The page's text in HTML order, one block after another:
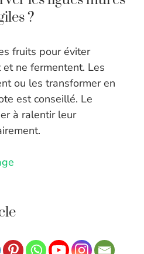
?
fruits pour éviter
et ne fermentent. Les
ou les transformer en
est conseillé. Le
à ralentir leur